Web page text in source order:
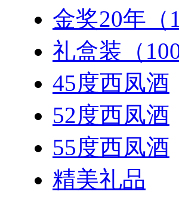
金奖20年（
礼盒装（
45度西凤酒
52度西凤酒
55度西凤酒
精美礼品